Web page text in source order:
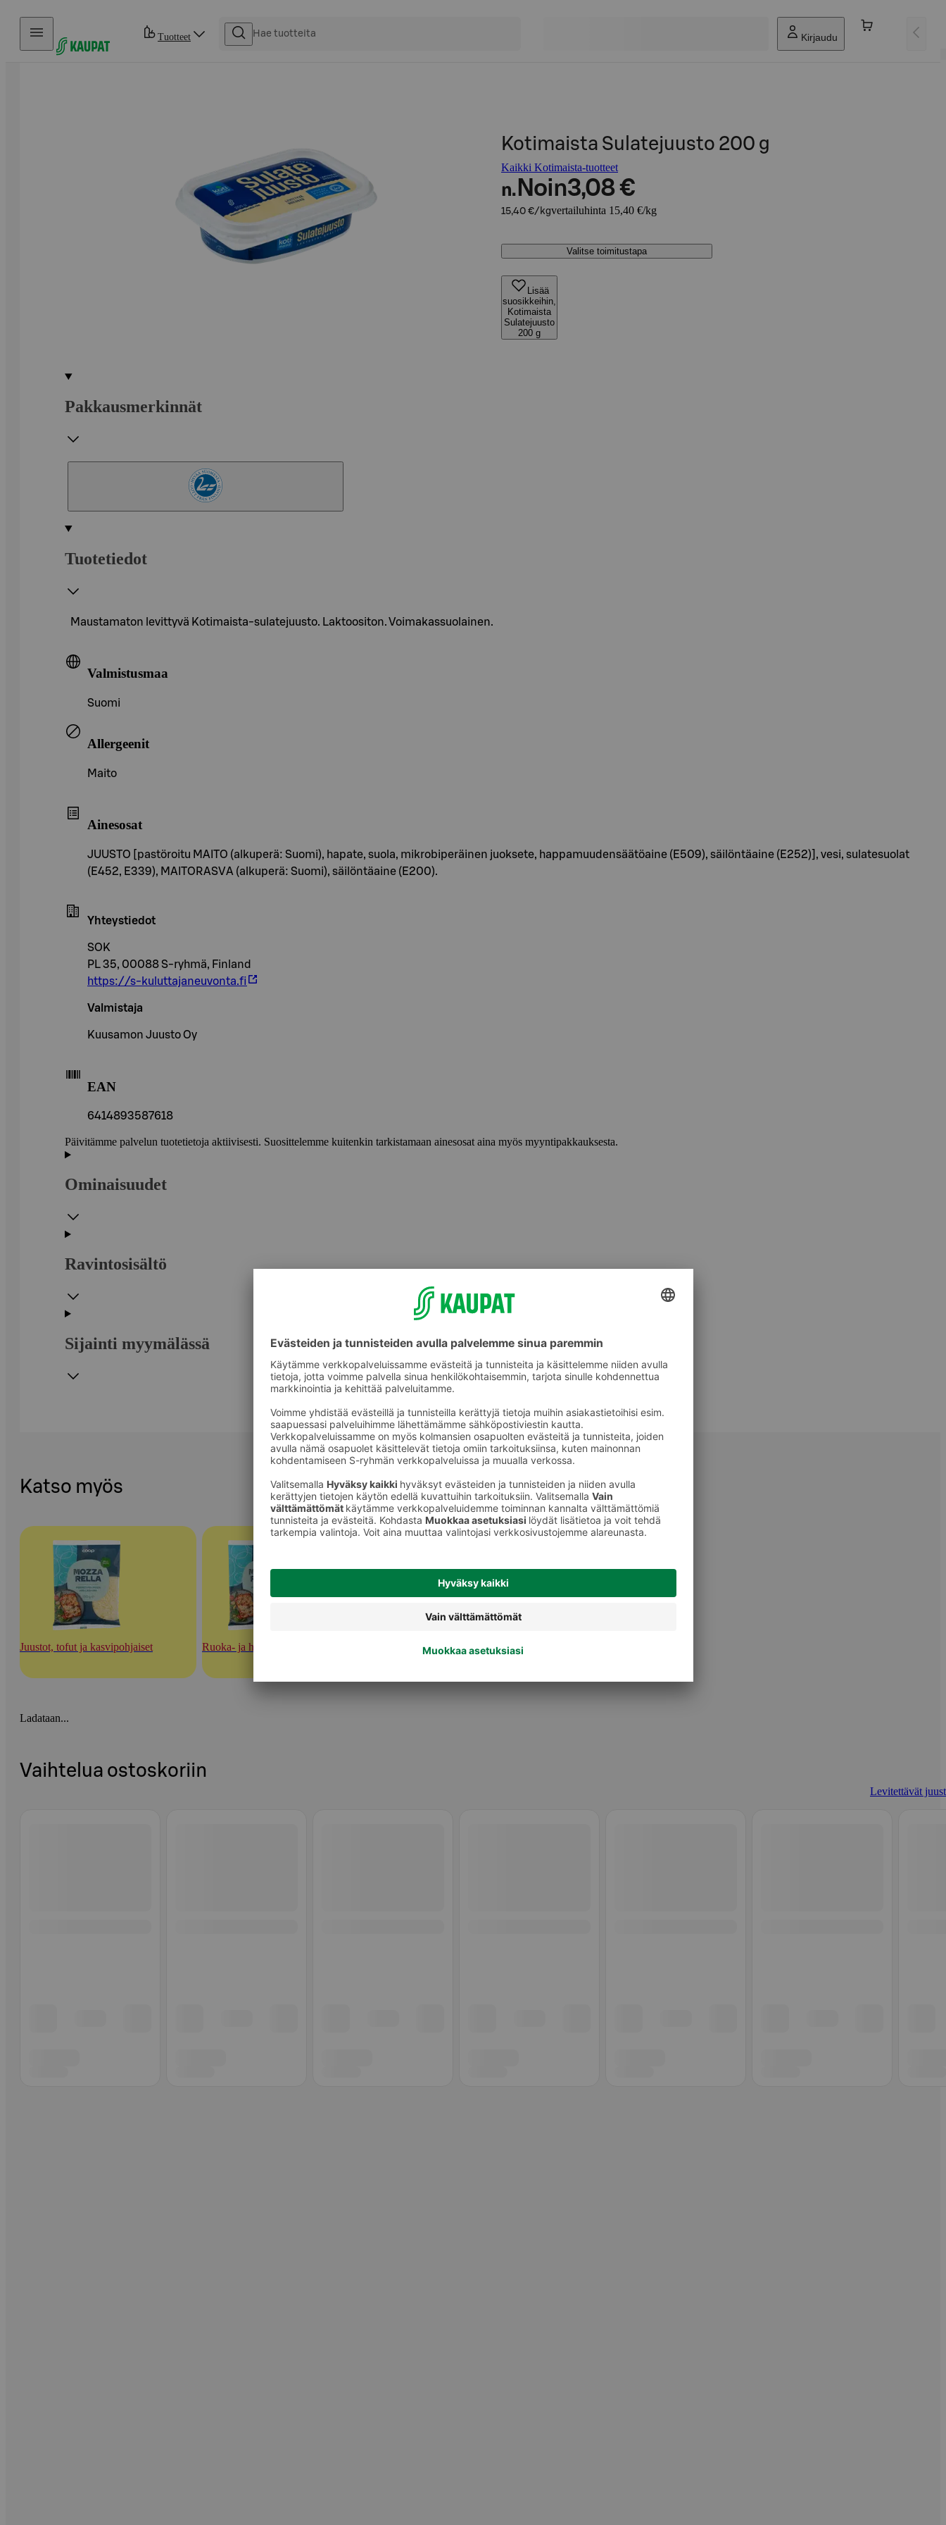
Hyppää sisältöön
Tuotteet Kirjaudu
Kotimaista Sulatejuusto 200 g
Kaikki Kotimaista-tuotteet
n. Noin3,08 €
15,40 €/kgvertailuhinta 15,40 €/kg
Valitse toimitustapa
Lisää
suosikkeihin,
Kotimaista
Sulatejuusto
200 g
Pakkausmerkinnät
Tuotetiedot
Maustamaton levittyvä Kotimaista-sulatejuusto. Laktoositon. Voimakassuolainen.
Valmistusmaa
Suomi
Allergeenit
Maito
Ainesosat
JUUSTO [pastöroitu MAITO (alkuperä: Suomi), hapate, suola, mikrobiperäinen juoksete, happamuudensäätöaine (E509), säilöntäaine (E252)], vesi, sulatesuolat
(E452, E339), MAITORASVA (alkuperä: Suomi), säilöntäaine (E200).
Yhteystiedot
SOK
PL 35, 00088 S-ryhmä, Finland
https://s-kuluttajaneuvonta.fi
Valmistaja
Kuusamon Juusto Oy
EAN
6414893587618
Päivitämme palvelun tuotetietoja aktiivisesti. Suosittelemme kuitenkin tarkistamaan ainesosat aina myös myyntipakkauksesta.
Ominaisuudet
Ravintosisältö
Sijainti myymälässä
Katso myös
Juustot, tofut ja kasvipohjaiset Ruoka- ja herkuttelujuustot Levitettävät juustot
Ladataan...
Vaihtelua ostoskoriin
Levitettävät